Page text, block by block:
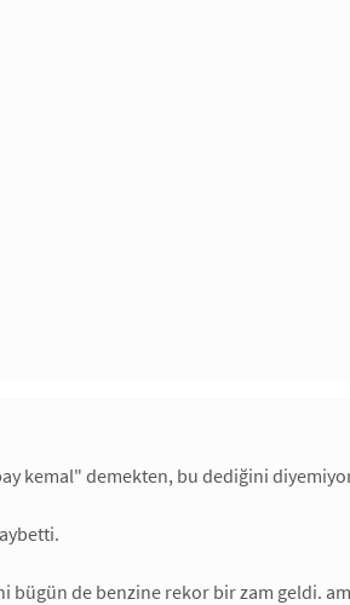
kemal" demekten, bu dediğini
bügün de benzine rekor bir zam geldi.